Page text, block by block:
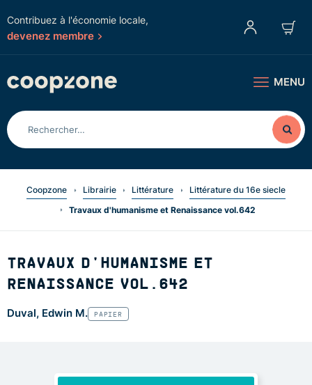
Contribuez à l'économie locale,
devenez membre
MENU
Coopzone Librairie Littérature
Littérature du 16e siecle
Travaux d'humanisme et Renaissance vol.642
TRAVAUX D'HUMANISME ET
RENAISSANCE VOL.642
Duval, Edwin M. PAPIER